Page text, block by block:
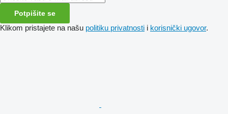
Potpišite se
Klikom pristajete na našu politiku privatnosti i korisnički ugovor.